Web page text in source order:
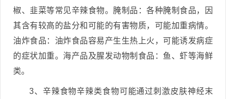
椒、韭菜等常见辛辣食物。腌制品：各种腌制食品，因
其含有较高的盐分和可能的有害物质，可能加重病情。
油炸食品：油炸食品容易产生生热上火，可能诱发病症
的症状加重。海产品及腥发动物制食品：鱼、虾等海鲜
类。
3、辛辣食物辛辣类食物可能通过刺激皮肤神经末